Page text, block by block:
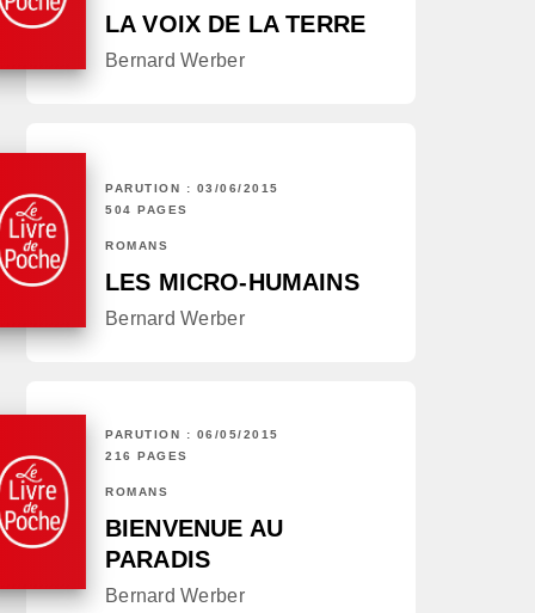
LA VOIX DE LA TERRE
Bernard Werber
PARUTION : 03/06/2015
504 PAGES
ROMANS
LES MICRO-HUMAINS
Bernard Werber
PARUTION : 06/05/2015
216 PAGES
ROMANS
BIENVENUE AU
PARADIS
Bernard Werber